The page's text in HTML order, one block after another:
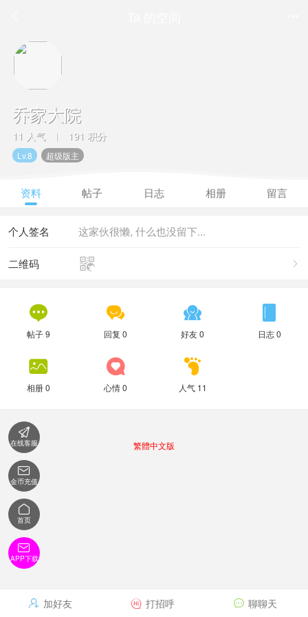
乔家大院
11 人气 | 191 积分
Lv.8 超级版主
资料 帖子 日志 相册 留言
这家伙很懒, 什么也没留下...
个人签名


二维码

帖子 9

回复 0

好友 0

日志 0

相册 0

心情 0

人气 11
 加好友  打招呼  聊聊天
繁體中文版

在线客服

金币充值

首页

APP下载